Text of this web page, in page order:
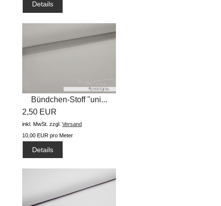
Details
Bündchen-Stoff "uni...
2,50 EUR
inkl. MwSt. zzgl. Versand
10,00 EUR pro Meter
Details